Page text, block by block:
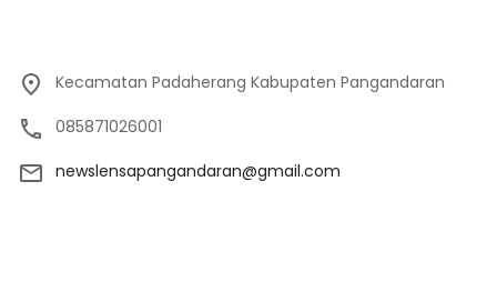
Kecamatan Padaherang Kabupaten Pangandaran
085871026001
newslensapangandaran@gmail.com